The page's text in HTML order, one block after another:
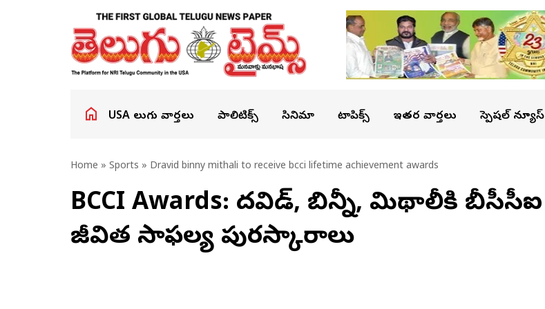
USA తెలుగు వార్తలు పాలిటిక్స్ సినిమా టాపిక్స్ ఇతర వార్తలు స్పెషల్ న్యూస్
Home » Sports » Dravid binny mithali to receive bcci lifetime achievement awards
BCCI Awards: ద్రవిడ్, బిన్నీ, మిథాలీకి బీసీసీఐ
జీవిత సాఫల్య పురస్కారాలు